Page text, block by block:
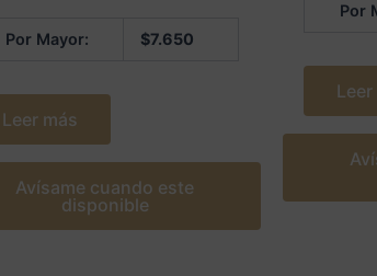
Por Mayor: $7.650
Leer más
Avísame cuando este
disponible
Por
Leer